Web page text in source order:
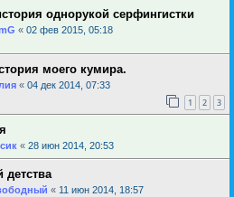
однорукой серфингистки
« 02 фев 2015, 05:18
моего кумира.
« 04 дек 2014, 07:33
1 2 3
« 28 июн 2014, 20:53
детства
« 11 июн 2014, 18:57